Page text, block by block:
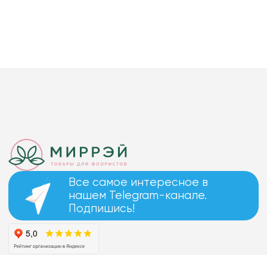
Все самое интересное в
нашем Telegram-канале.
Подпишись!